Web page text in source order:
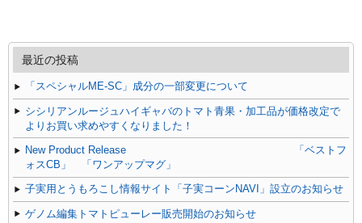
最近の投稿
「スペシャルME-SC」成分の一部変更について
シシリアンルージュハイギャバのトマト青果・加工品が価格改定で
よりお買い求めやすくなりました！
New Product Release 「ベストフ
ォスCB」 「ワンアップマグ」
子実用とうもろこし情報サイト「子実コーンNAVI」設立のお知らせ
ゲノム編集トマトピューレー販売開始のお知らせ